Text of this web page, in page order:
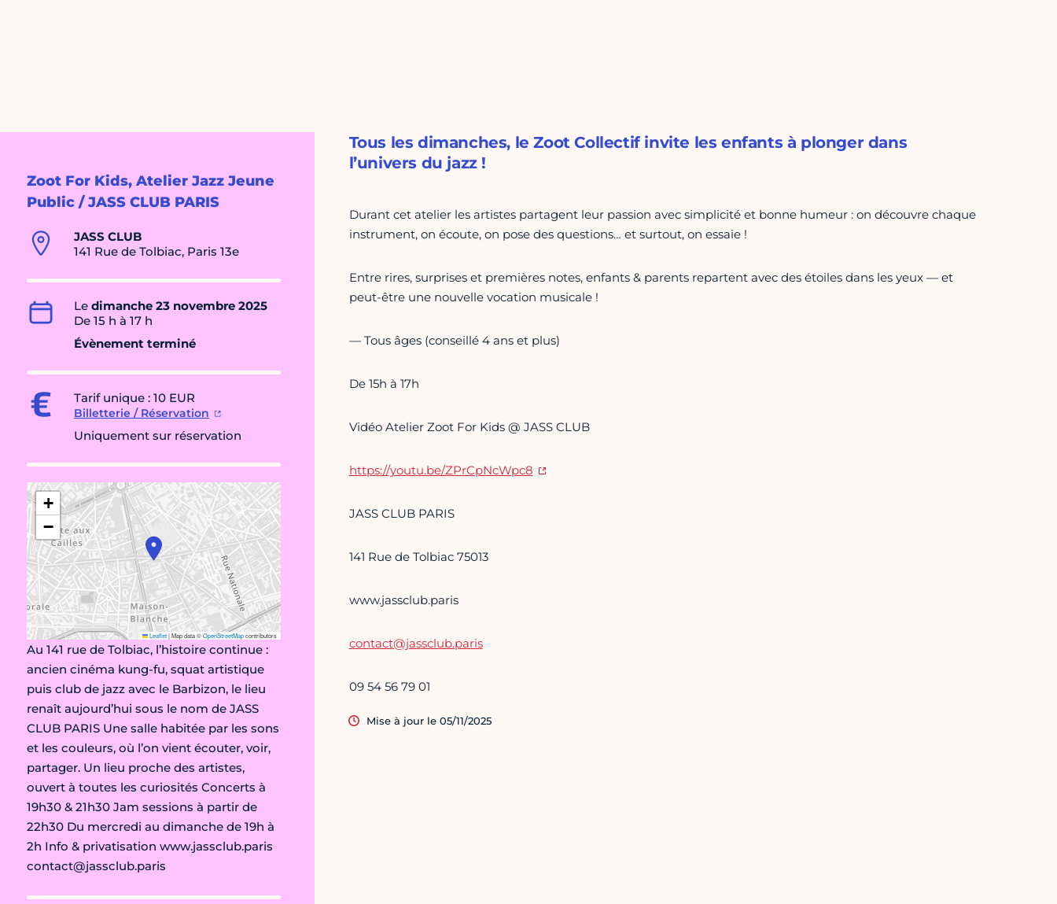
Zoot For Kids, Atelier Jazz Jeune
Public / JASS CLUB PARIS
JASS CLUB
141 Rue de Tolbiac, Paris 13e
Le dimanche 23 novembre 2025
De 15 h à 17 h
Évènement terminé
Tarif unique : 10 EUR
Billetterie / Réservation
Uniquement sur réservation
+
−
Leaflet|Map data ©OpenStreetMapcontributors
Au 141 rue de Tolbiac, l’histoire continue :
ancien cinéma kung-fu, squat artistique
puis club de jazz avec le Barbizon, le lieu
renaît aujourd’hui sous le nom de JASS
CLUB PARIS Une salle habitée par les sons
et les couleurs, où l’on vient écouter, voir,
partager. Un lieu proche des artistes,
ouvert à toutes les curiosités Concerts à
19h30 & 21h30 Jam sessions à partir de
22h30 Du mercredi au dimanche de 19h à
2h Info & privatisation www.jassclub.paris
contact@jassclub.paris
Tous les dimanches, le Zoot Collectif invite les enfants à plonger dans
l’univers du jazz !
Durant cet atelier les artistes partagent leur passion avec simplicité et bonne humeur : on découvre chaque
instrument, on écoute, on pose des questions… et surtout, on essaie !
Entre rires, surprises et premières notes, enfants & parents repartent avec des étoiles dans les yeux — et
peut-être une nouvelle vocation musicale !
— Tous âges (conseillé 4 ans et plus)
De 15h à 17h
Vidéo Atelier Zoot For Kids @ JASS CLUB
https://youtu.be/ZPrCpNcWpc8
JASS CLUB PARIS
141 Rue de Tolbiac 75013
www.jassclub.paris
contact@jassclub.paris
09 54 56 79 01
Mise à jour le 05/11/2025